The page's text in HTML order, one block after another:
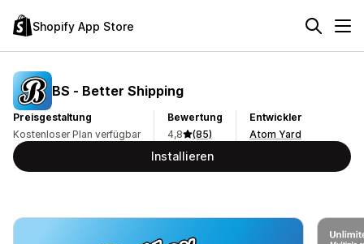
Shopify App Store
BS ‑ Better Shipping
Preisgestaltung
Kostenloser Plan verfügbar
Bewertung
4,8
(85)
Entwickler
Atom Yard
Installieren